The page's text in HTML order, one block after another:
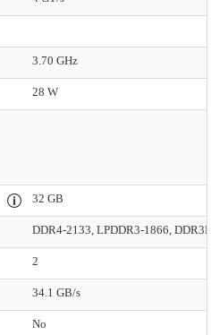
3.70 GHz
28 W
32 GB
DDR4-2133, LPDDR3-1866,
2
34.1 GB/s
No